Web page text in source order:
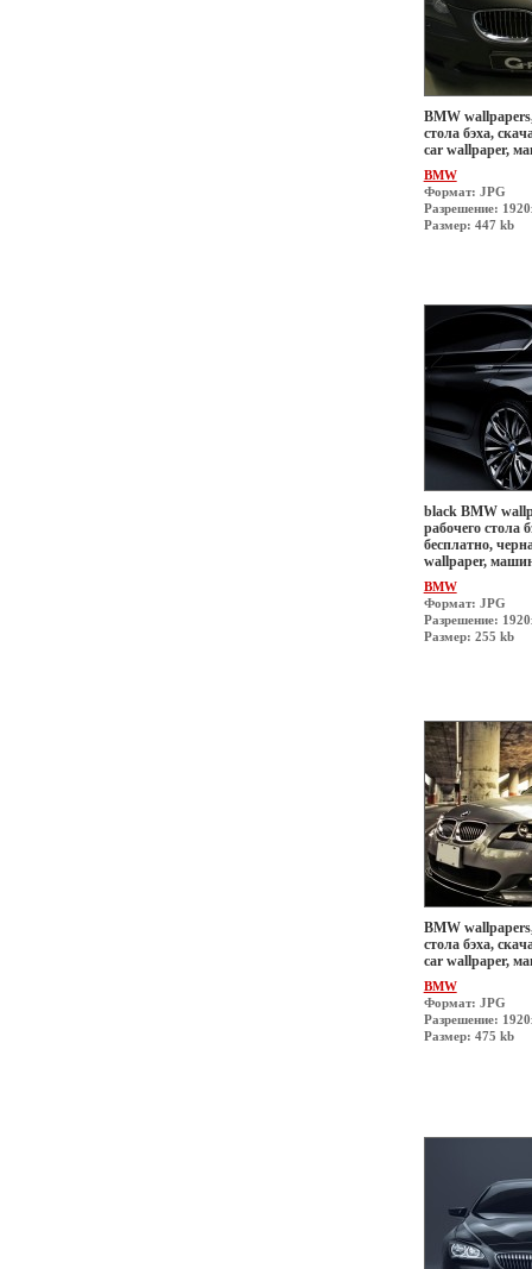
BMW
стола бэха,
car wallpaper,
BMW
Формат: JPG
Разрешение:
Размер: 447 kb
black BMW
рабочего стола
бесплатно,
wallpaper,
BMW
Формат: JPG
Разрешение:
Размер: 255 kb
BMW
стола бэха,
car wallpaper,
BMW
Формат: JPG
Разрешение:
Размер: 475 kb